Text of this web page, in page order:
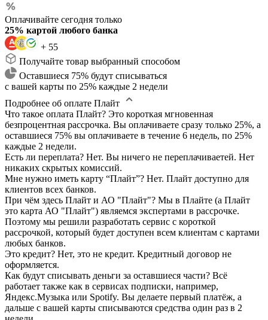
Оплачивайте сегодня только
25% картой любого банка
+ 55
Получайте товар выбранный способом
Оставшиеся 75% будут списываться
с вашей карты по 25% каждые 2 недели
Подробнее об оплате Плайт
Что такое оплата Плайт? Это короткая мгновенная
безпроцентная рассрочка. Вы оплачиваете сразу только 25%, а
оставшиеся 75% вы оплачиваете в течение 6 недель, по 25%
каждые 2 недели.
Есть ли переплата? Нет. Вы ничего не переплачиваетей. Нет
никаких скрытых комиссий.
Мне нужно иметь карту “Плайт”? Нет. Плайт доступно для
клиентов всех банков.
При чём здесь Плайт и АО "Плайт"? Мы в Плайте (а Плайт
это карта АО "Плайт") являемся экспертами в рассрочке.
Поэтому мы решили разработать сервис с короткой
рассрочкой, который будет доступен всем клиентам с картами
любых банков.
Это кредит? Нет, это не кредит. Кредитный договор не
оформляется.
Как будут списывать деньги за оставшиеся части? Всё
работает также как в сервисах подписки, например,
Яндекс.Музыка или Spotify. Вы делаете первый платёж, а
дальше с вашей карты списываются средства один раз в 2